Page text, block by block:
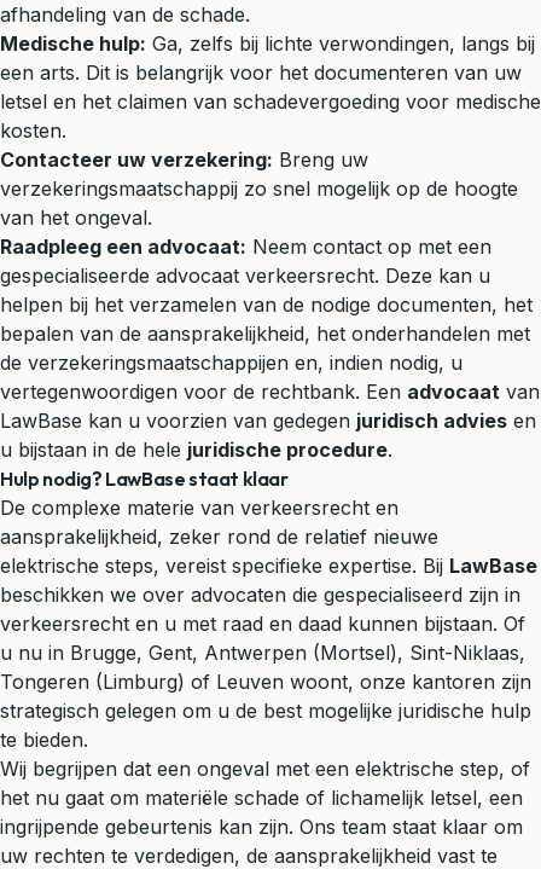
afhandeling van de schade.
Medische hulp: Ga, zelfs bij lichte verwondingen, langs bij
een arts. Dit is belangrijk voor het documenteren van uw
letsel en het claimen van schadevergoeding voor medische
kosten.
Contacteer uw verzekering: Breng uw
verzekeringsmaatschappij zo snel mogelijk op de hoogte
van het ongeval.
Raadpleeg een advocaat: Neem contact op met een
gespecialiseerde advocaat verkeersrecht. Deze kan u
helpen bij het verzamelen van de nodige documenten, het
bepalen van de aansprakelijkheid, het onderhandelen met
de verzekeringsmaatschappijen en, indien nodig, u
vertegenwoordigen voor de rechtbank. Een advocaat van
LawBase kan u voorzien van gedegen juridisch advies en
u bijstaan in de hele juridische procedure.
Hulp nodig? LawBase staat klaar
De complexe materie van verkeersrecht en
aansprakelijkheid, zeker rond de relatief nieuwe
elektrische steps, vereist specifieke expertise. Bij LawBase
beschikken we over advocaten die gespecialiseerd zijn in
verkeersrecht en u met raad en daad kunnen bijstaan. Of
u nu in Brugge, Gent, Antwerpen (Mortsel), Sint-Niklaas,
Tongeren (Limburg) of Leuven woont, onze kantoren zijn
strategisch gelegen om u de best mogelijke juridische hulp
te bieden.
Wij begrijpen dat een ongeval met een elektrische step, of
het nu gaat om materiële schade of lichamelijk letsel, een
ingrijpende gebeurtenis kan zijn. Ons team staat klaar om
uw rechten te verdedigen, de aansprakelijkheid vast te